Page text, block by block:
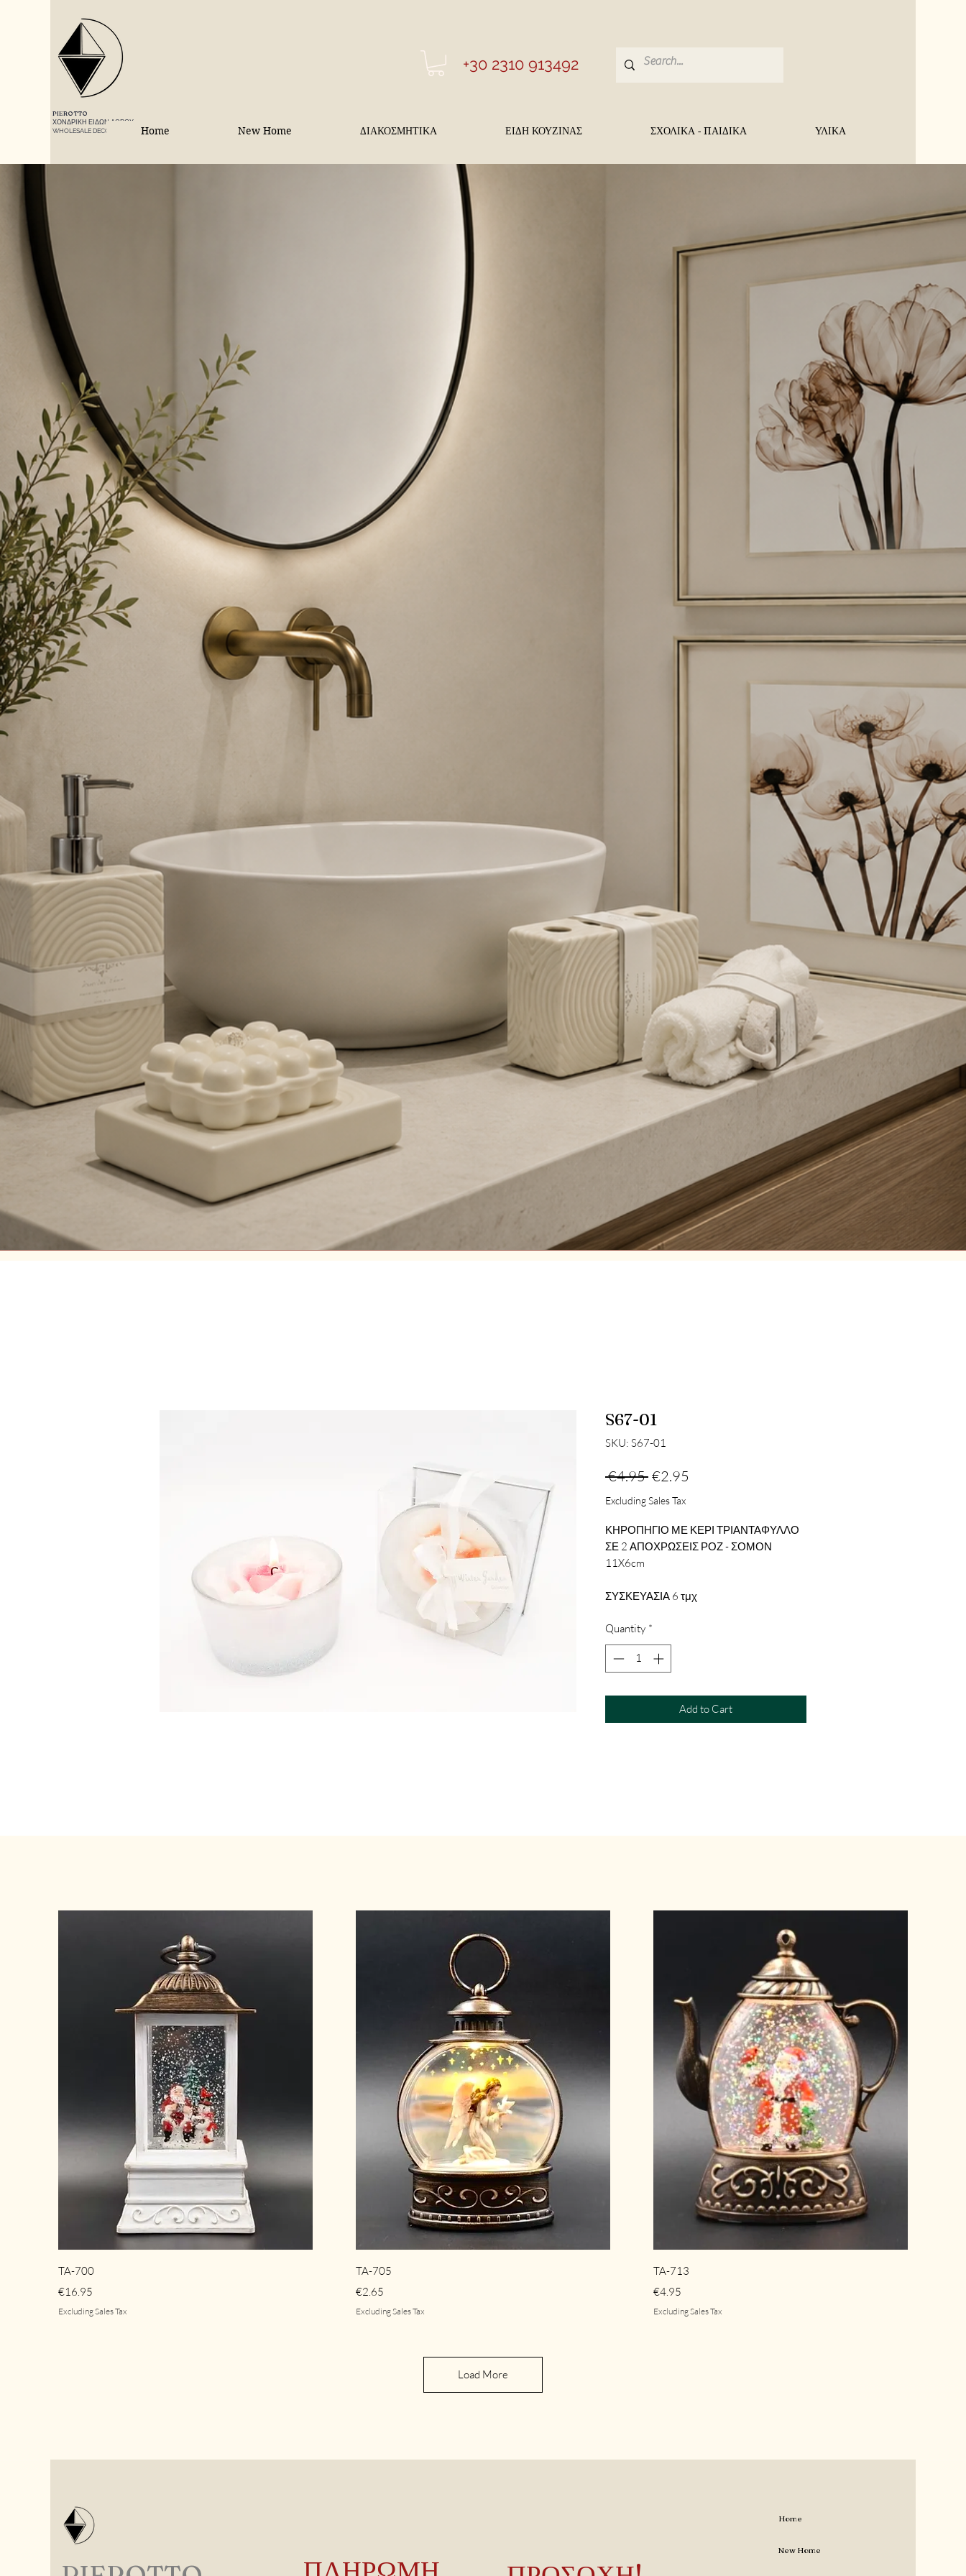
PIEROTTO
ΧΟΝΔΡΙΚΗ ΕΙΔΩΝ ΔΩΡΟΥ
WHOLESALE DECORATIONS
+30 2310 913492
Home New Home ΔΙΑΚΟΣΜΗΤΙΚΑ ΕΙΔΗ ΚΟΥΖΙΝΑΣ ΣΧΟΛΙΚΑ - ΠΑΙΔΙΚΑ ΥΛΙΚΑ
S67-01
SKU: S67-01
€4.95 Regular
Price
€2.95
Excluding Sales Tax
ΚΗΡΟΠΗΓΙΟ ΜΕ ΚΕΡΙ ΤΡΙΑΝΤΑΦΥΛΛΟ
ΣΕ 2 ΑΠΟΧΡΩΣΕΙΣ ΡΟΖ - ΣΟΜΟΝ
11X6cm
ΣΥΣΚΕΥΑΣΙΑ 6 τμχ
Quantity *
Add to Cart
TA-700
Price
€16.95
Excluding Sales Tax
TA-705
Price
€2.65
Excluding Sales Tax
TA-713
Price
€4.95
Excluding Sales Tax
Load More
Home
New Home